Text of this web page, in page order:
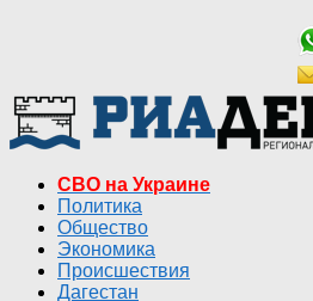
СВО на Украине
Политика
Общество
Экономика
Происшествия
Дагестан